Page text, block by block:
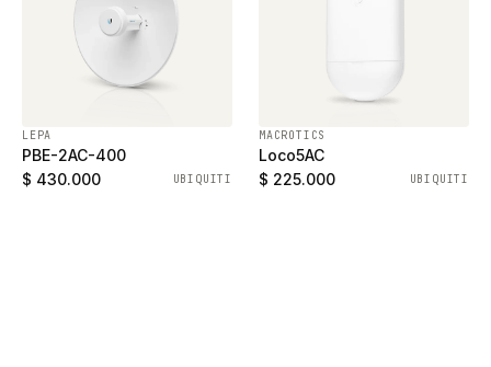
LEPA
PBE-2AC-400
$ 430.000
UBIQUITI
MACROTICS
Loco5AC
$ 225.000
UBIQUITI